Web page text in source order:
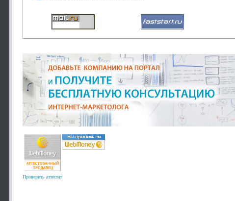
Проверить аттестат